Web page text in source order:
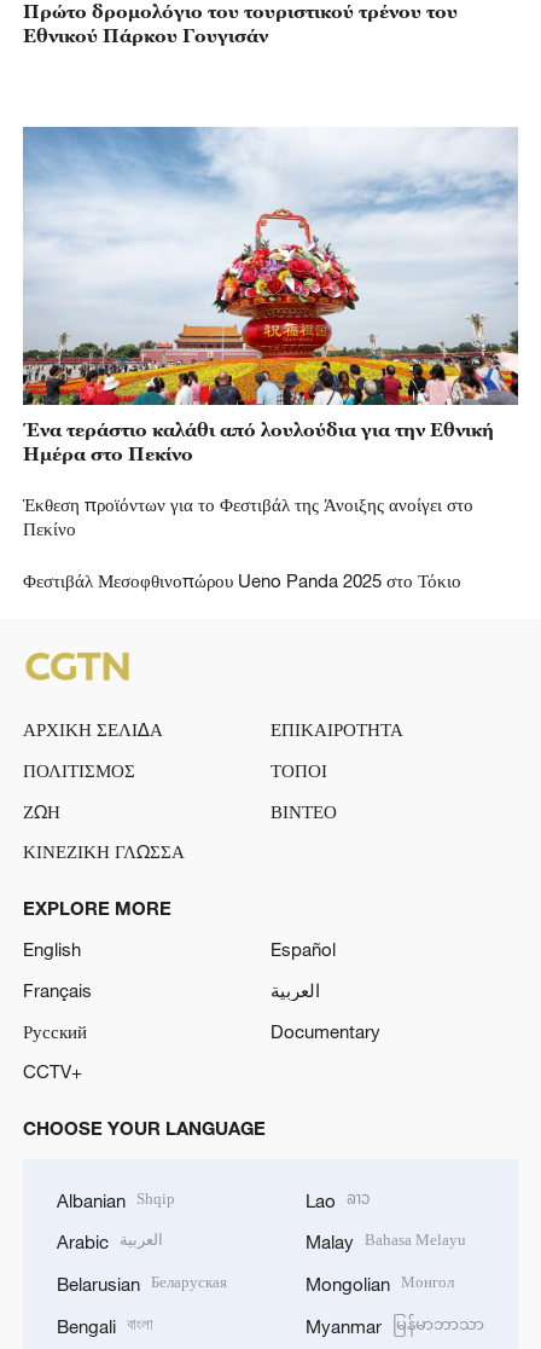
Πρώτο δρομολόγιο του τουριστικού τρένου του
Εθνικού Πάρκου Γουγισάν
Ένα τεράστιο καλάθι από λουλούδια για την Εθνική
Ημέρα στο Πεκίνο
Έκθεση προϊόντων για το Φεστιβάλ της Άνοιξης ανοίγει στο
Πεκίνο
Φεστιβάλ Μεσοφθινοπώρου Ueno Panda 2025 στο Τόκιο
ΑΡΧΙΚΗ ΣΕΛΙΔΑ
ΕΠΙΚΑΙΡΟΤΗΤΑ
ΠΟΛΙΤΙΣΜΟΣ
ΤΟΠΟΙ
ΖΩΗ
ΒΙΝΤΕΟ
ΚΙΝΕΖΙΚΗ ΓΛΩΣΣΑ
EXPLORE MORE
English
Español
Français
العربية
Русский
Documentary
CCTV+
CHOOSE YOUR LANGUAGE
Albanian Shqip
Arabic العربية
Belarusian Беларуская
Bengali বাংলা
Lao ລາວ
Malay Bahasa Melayu
Mongolian Монгол
Myanmar မြန်မာဘာသာ